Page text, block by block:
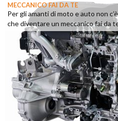
MECCANICO FAI DA TE
Per gli amanti di moto e auto non
che diventare un meccanico fai da